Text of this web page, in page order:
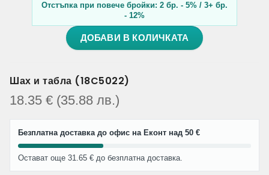
Отстъпка при повече бройки: 2 бр. - 5% / 3+ бр.
- 12%
ДОБАВИ В КОЛИЧКАТА
Шах и табла (18C5022)
18.35 € (35.88 лв.)
Безплатна доставка до офис на Еконт над 50 €
Остават още 31.65 € до безплатна доставка.